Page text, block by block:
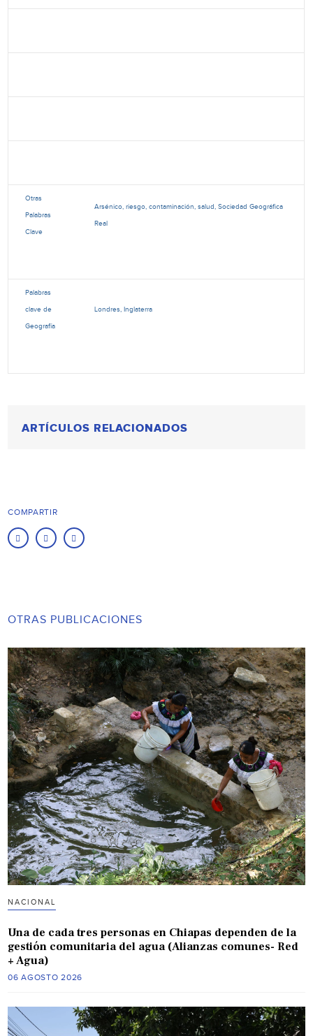
Otras
Palabras
Clave
Arsénico, riesgo, contaminación, salud, Sociedad Geográfica
Real
Palabras
clave de
Geografía
Londres, Inglaterra
ARTÍCULOS RELACIONADOS
COMPARTIR
OTRAS PUBLICACIONES
NACIONAL
Una de cada tres personas en Chiapas dependen de la
gestión comunitaria del agua (Alianzas comunes- Red
+ Agua)
06 AGOSTO 2026